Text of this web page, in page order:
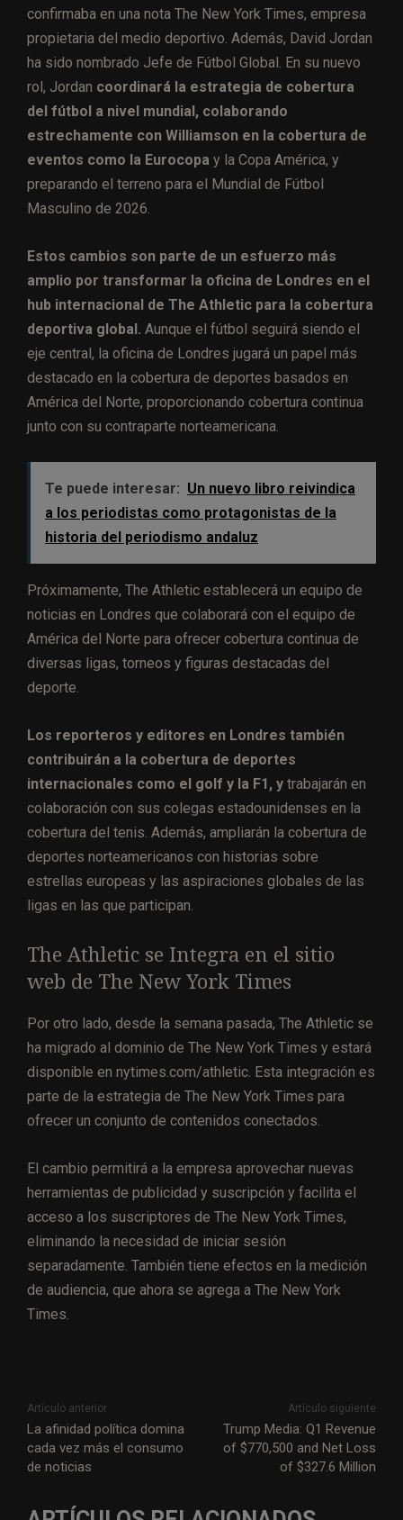
confirmaba en una nota The New York Times, empresa
propietaria del medio deportivo. Además, David Jordan
ha sido nombrado Jefe de Fútbol Global. En su nuevo
rol, Jordan coordinará la estrategia de cobertura
del fútbol a nivel mundial, colaborando
estrechamente con Williamson en la cobertura de
eventos como la Eurocopa y la Copa América, y
preparando el terreno para el Mundial de Fútbol
Masculino de 2026.
Estos cambios son parte de un esfuerzo más
amplio por transformar la oficina de Londres en el
hub internacional de The Athletic para la cobertura
deportiva global. Aunque el fútbol seguirá siendo el
eje central, la oficina de Londres jugará un papel más
destacado en la cobertura de deportes basados en
América del Norte, proporcionando cobertura continua
junto con su contraparte norteamericana.
Te puede interesar: Un nuevo libro reivindica
a los periodistas como protagonistas de la
historia del periodismo andaluz
Próximamente, The Athletic establecerá un equipo de
noticias en Londres que colaborará con el equipo de
América del Norte para ofrecer cobertura continua de
diversas ligas, torneos y figuras destacadas del
deporte.
Los reporteros y editores en Londres también
contribuirán a la cobertura de deportes
internacionales como el golf y la F1, y trabajarán en
colaboración con sus colegas estadounidenses en la
cobertura del tenis. Además, ampliarán la cobertura de
deportes norteamericanos con historias sobre
estrellas europeas y las aspiraciones globales de las
ligas en las que participan.
The Athletic se Integra en el sitio
web de The New York Times
Por otro lado, desde la semana pasada, The Athletic se
ha migrado al dominio de The New York Times y estará
disponible en nytimes.com/athletic. Esta integración es
parte de la estrategia de The New York Times para
ofrecer un conjunto de contenidos conectados.
El cambio permitirá a la empresa aprovechar nuevas
herramientas de publicidad y suscripción y facilita el
acceso a los suscriptores de The New York Times,
eliminando la necesidad de iniciar sesión
separadamente. También tiene efectos en la medición
de audiencia, que ahora se agrega a The New York
Times.
Artículo anterior
La afinidad política domina
cada vez más el consumo
de noticias
Artículo siguiente
Trump Media: Q1 Revenue
of $770,500 and Net Loss
of $327.6 Million